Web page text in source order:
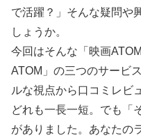
で活躍？」そんな疑問や
しょうか。
今回はそんな「映画
ATOM」の三つのサービ
ルな視点から口コミレビ
どれも一長一短。でも「
がありました。あなたの